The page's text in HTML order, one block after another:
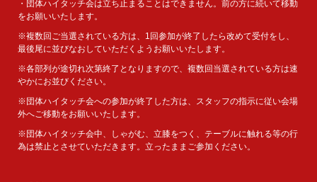
・団体ハイタッチ会は立ち止まることはできません。前の方に続いて移動
をお願いいたします。
※複数回ご当選されている方は、1回参加が終了したら改めて受付をし、
最後尾に並びなおしていただくようお願いいたします。
※各部列が途切れ次第終了となりますので、複数回当選されている方は速
やかにお並びください。
※団体ハイタッチ会への参加が終了した方は、スタッフの指示に従い会場
外へご移動をお願いいたします。
※団体ハイタッチ会中、しゃがむ、立膝をつく、テーブルに触れる等の行
為は禁止とさせていただきます。立ったままご参加ください。